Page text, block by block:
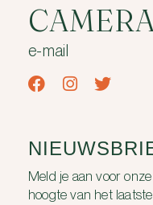
e-mail
Meld je aan voor
hoogte van het